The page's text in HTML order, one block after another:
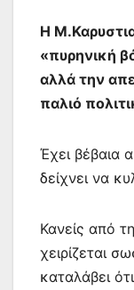
Η
«πυρηνική
αλλά την
παλιό
Έχει βέβαια
δείχνει να
Κανείς από
χειρίζεται
καταλάβει